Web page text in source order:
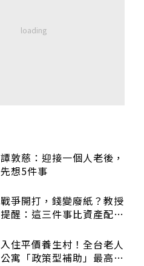
譚敦慈：迎接一個人老後，
先想5件事
戰爭開打，錢變廢紙？教授
提醒：這三件事比資產配置
入住平價養生村！全台老人
公寓「政策型補助」最高打